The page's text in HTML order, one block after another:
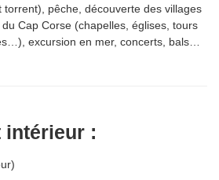
pêche, découverte des villages
Cap Corse (chapelles, églises, tours
excursion en mer, concerts, bals…
intérieur :